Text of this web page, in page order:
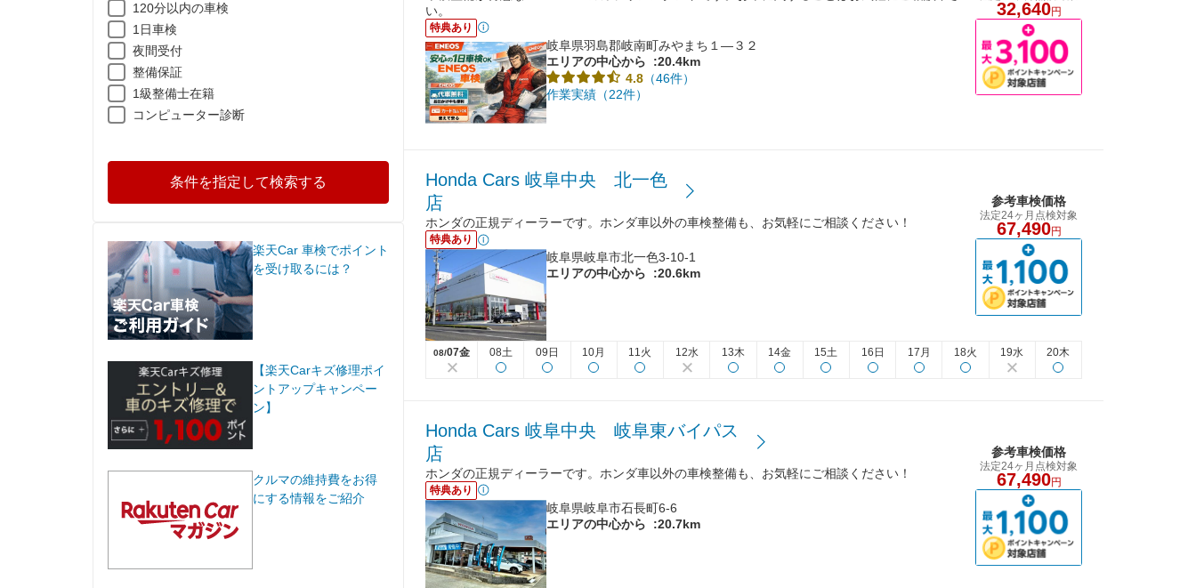
120分以内の車検
1日車検
夜間受付
整備保証
1級整備士在籍
コンピューター診断
条件を指定して検索する
楽天Car 車検でポイント
を受け取るには？
【楽天Carキズ修理ポイ
ントアップキャンペー
ン】
クルマの維持費をお得
にする情報をご紹介
い。
特典あり
岐阜県羽島郡岐南町みやまち１―３２
エリアの中心から
:20.4km
4.8 （46件）
作業実績（22件）
32,640円
Honda Cars 岐阜中央 北一色
店
ホンダの正規ディーラーです。ホンダ車以外の車検整備も、お気軽にご相談ください！
特典あり
岐阜県岐阜市北一色3-10-1
エリアの中心から
:20.6km
参考車検価格
法定24ヶ月点検対象
67,490円
08/07金 08土 09日 10月 11火 12水 13木 14金 15土 16日 17月 18火 19水 20木
Honda Cars 岐阜中央 岐阜東バイパス
店
ホンダの正規ディーラーです。ホンダ車以外の車検整備も、お気軽にご相談ください！
特典あり
岐阜県岐阜市石長町6-6
エリアの中心から
:20.7km
参考車検価格
法定24ヶ月点検対象
67,490円